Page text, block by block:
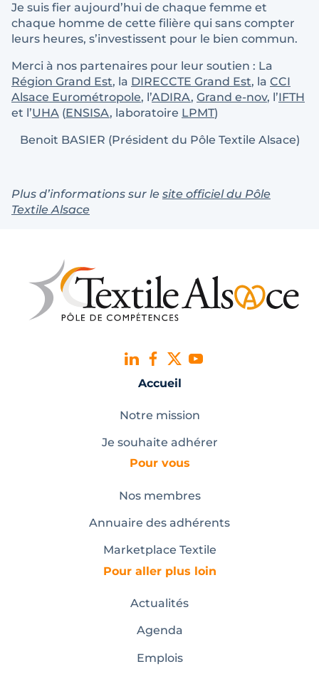
Je suis fier aujourd’hui de chaque femme et
chaque homme de cette filière qui sans compter
leurs heures, s’investissent pour le bien commun.
Merci à nos partenaires pour leur soutien : La
Région Grand Est, la DIRECCTE Grand Est, la CCI
Alsace Eurométropole, l’ADIRA, Grand e-nov, l’IFTH
et l’UHA (ENSISA, laboratoire LPMT)
Benoit BASIER (Président du Pôle Textile Alsace)
Plus d’informations sur le site officiel du Pôle
Textile Alsace
Accueil
Notre mission
Je souhaite adhérer
Pour vous
Nos membres
Annuaire des adhérents
Marketplace Textile
Pour aller plus loin
Actualités
Agenda
Emplois